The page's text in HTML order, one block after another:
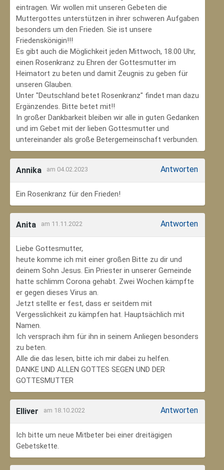
eintragen. Wir wollen mit unseren Gebeten die
Muttergottes unterstützen in ihrer schweren Aufgaben
besonders um den Frieden. Sie ist unsere
Friedenskönigin!!!
Es gibt auch die Möglichkeit jeden Mittwoch, 18.00 Uhr,
einen Rosenkranz zu Ehren der Gottesmutter im
Heimatort zu beten und damit Zeugnis zu geben für
unseren Glauben.
Unter "Deutschland betet Rosenkranz" findet man dazu
Ergänzendes. Bitte betet mit!!
In großer Dankbarkeit bleiben wir alle in guten Gedanken
und im Gebet mit der lieben Gottesmutter und
untereinander als große Betergemeinschaft verbunden.
Annika am 04.02.2023 Antworten
Ein Rosenkranz für den Frieden!
Anita am 11.11.2022 Antworten
Liebe Gottesmutter,
heute komme ich mit einer großen Bitte zu dir und
deinem Sohn Jesus. Ein Priester in unserer Gemeinde
hatte schlimm Corona gehabt. Zwei Wochen kämpfte
er gegen dieses Virus an.
Jetzt stellte er fest, dass er seitdem mit
Vergesslichkeit zu kämpfen hat. Hauptsächlich mit
Namen.
Ich versprach ihm für ihn in seinem Anliegen besonders
zu beten.
Alle die das lesen, bitte ich mir dabei zu helfen.
DANKE UND ALLEN GOTTES SEGEN UND DER
GOTTESMUTTER
Elliver am 18.10.2022 Antworten
Ich bitte um neue Mitbeter bei einer dreitägigen
Gebetskette.